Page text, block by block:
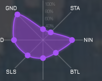
100%
80%
60%
40%
20%
STA
NIN
BTL
SLS
GND